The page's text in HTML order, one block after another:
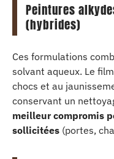
Peintures
(hybrides)
Ces formulations
solvant aqueux. Le
chocs et au
conservant un
meilleur compromis
sollicitées (portes,